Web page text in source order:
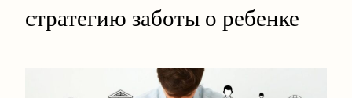
стратегию заботы о ребенке